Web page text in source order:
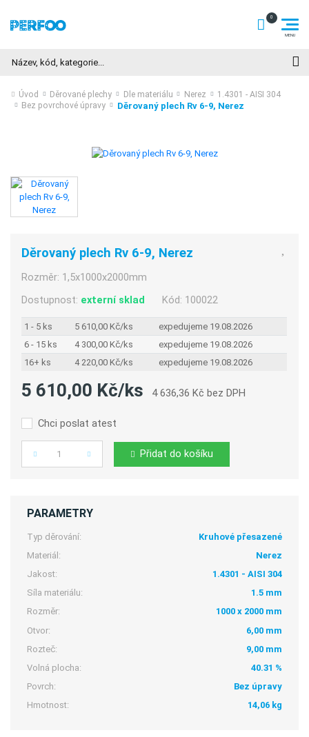
Úvod Děrované plechy Dle materiálu Nerez
1.4301 - AISI 304
Bez povrchové úpravy
Děrovaný plech Rv 6-9, Nerez
Děrovaný plech Rv 6-9, Nerez
Rozměr: 1,5x1000x2000mm
Dostupnost: externí sklad Kód: 100022
1 - 5 ks 5 610,00 Kč/ks
expedujeme 19.08.2026
6 - 15 ks
4 300,00 Kč/ks
expedujeme 19.08.2026
16+ ks
4 220,00 Kč/ks expedujeme 19.08.2026
5 610,00 Kč/ks 4 636,36 Kč bez DPH
Chci poslat atest
Počet Přidat do košíku
PARAMETRY
Typ děrování:
Kruhové přesazené
Materiál:
Nerez
Jakost:
1.4301 - AISI 304
Síla materiálu:
1.5 mm
Rozměr:
1000 x 2000 mm
Otvor:
6,00 mm
Rozteč:
9,00 mm
Volná plocha:
40.31 %
Povrch:
Bez úpravy
Hmotnost:
14,06 kg